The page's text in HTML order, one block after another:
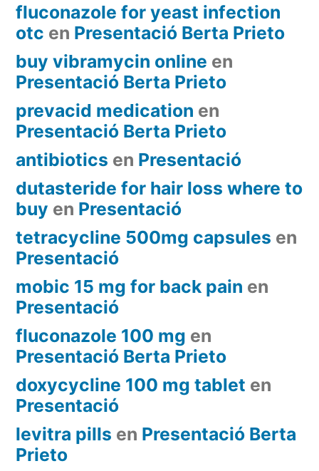
fluconazole for yeast infection
otc en Presentació Berta Prieto
buy vibramycin online en
Presentació Berta Prieto
prevacid medication en
Presentació Berta Prieto
antibiotics en Presentació
dutasteride for hair loss where to
buy en Presentació
tetracycline 500mg capsules en
Presentació
mobic 15 mg for back pain en
Presentació
fluconazole 100 mg en
Presentació Berta Prieto
doxycycline 100 mg tablet en
Presentació
levitra pills en Presentació Berta
Prieto